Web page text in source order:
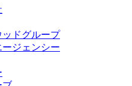
ッドグループ
ジェンシー